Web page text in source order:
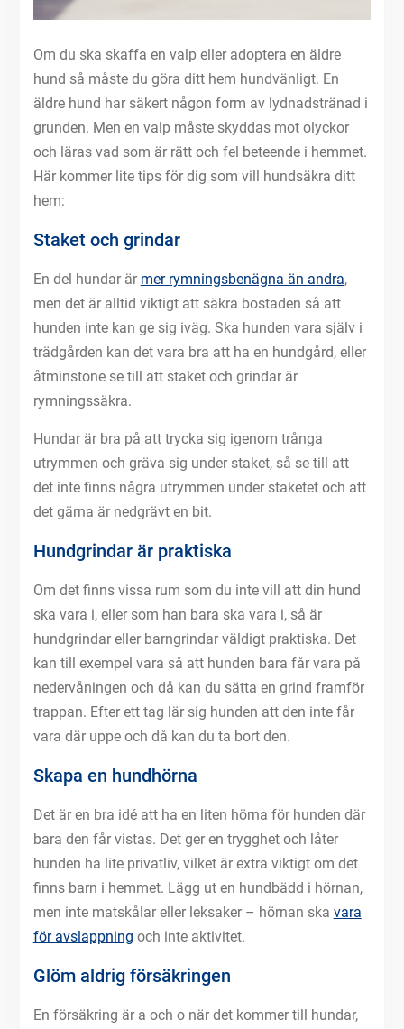
Om du ska skaffa en valp eller adoptera en äldre
hund så måste du göra ditt hem hundvänligt. En
äldre hund har säkert någon form av lydnadstränad i
grunden. Men en valp måste skyddas mot olyckor
och läras vad som är rätt och fel beteende i hemmet.
Här kommer lite tips för dig som vill hundsäkra ditt
hem:
Staket och grindar
En del hundar är mer rymningsbenägna än andra,
men det är alltid viktigt att säkra bostaden så att
hunden inte kan ge sig iväg. Ska hunden vara själv i
trädgården kan det vara bra att ha en hundgård, eller
åtminstone se till att staket och grindar är
rymningssäkra.
Hundar är bra på att trycka sig igenom trånga
utrymmen och gräva sig under staket, så se till att
det inte finns några utrymmen under staketet och att
det gärna är nedgrävt en bit.
Hundgrindar är praktiska
Om det finns vissa rum som du inte vill att din hund
ska vara i, eller som han bara ska vara i, så är
hundgrindar eller barngrindar väldigt praktiska. Det
kan till exempel vara så att hunden bara får vara på
nedervåningen och då kan du sätta en grind framför
trappan. Efter ett tag lär sig hunden att den inte får
vara där uppe och då kan du ta bort den.
Skapa en hundhörna
Det är en bra idé att ha en liten hörna för hunden där
bara den får vistas. Det ger en trygghet och låter
hunden ha lite privatliv, vilket är extra viktigt om det
finns barn i hemmet. Lägg ut en hundbädd i hörnan,
men inte matskålar eller leksaker – hörnan ska vara
för avslappning och inte aktivitet.
Glöm aldrig försäkringen
En försäkring är a och o när det kommer till hundar,